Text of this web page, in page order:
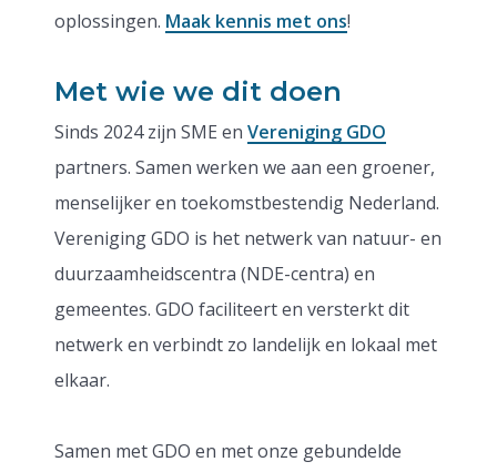
oplossingen. Maak kennis met ons!
Met wie we dit doen
Sinds 2024 zijn SME en Vereniging GDO
partners. Samen werken we aan een groener,
menselijker en toekomstbestendig Nederland.
Vereniging GDO is het netwerk van natuur- en
duurzaamheidscentra (NDE-centra) en
gemeentes. GDO faciliteert en versterkt dit
netwerk en verbindt zo landelijk en lokaal met
elkaar.
Samen met GDO en met onze gebundelde